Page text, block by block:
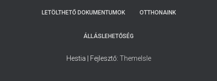
LETÖLTHETŐ DOKUMENTUMOK OTTHONAINK
ÁLLÁSLEHETŐSÉG
Hestia | Fejlesztő: ThemeIsle